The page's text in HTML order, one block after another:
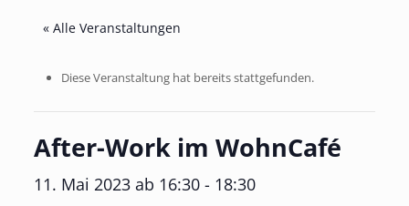
« Alle Veranstaltungen
Diese Veranstaltung hat bereits stattgefunden.
After-Work im WohnCafé
11. Mai 2023 ab 16:30- 18:30